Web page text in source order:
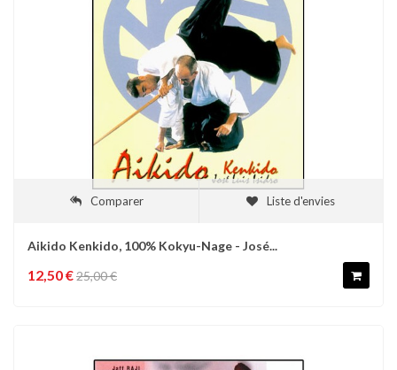
Comparer Liste d'envies
Aikido Kenkido, 100% Kokyu-Nage - José...
12,50 €25,00 €